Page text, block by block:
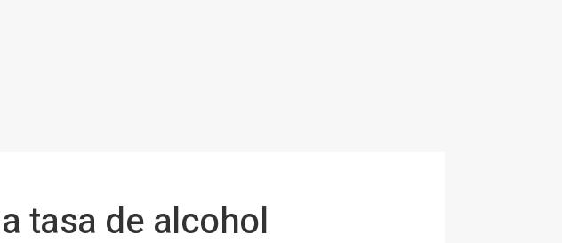
tasa de alcohol